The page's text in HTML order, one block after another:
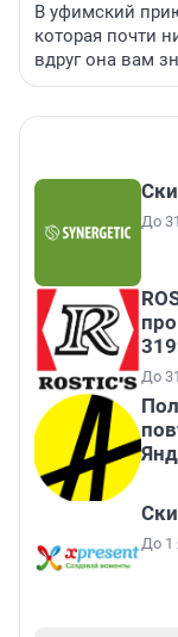
В уфимский
которая почти
вдруг она вам
До
До
До 1